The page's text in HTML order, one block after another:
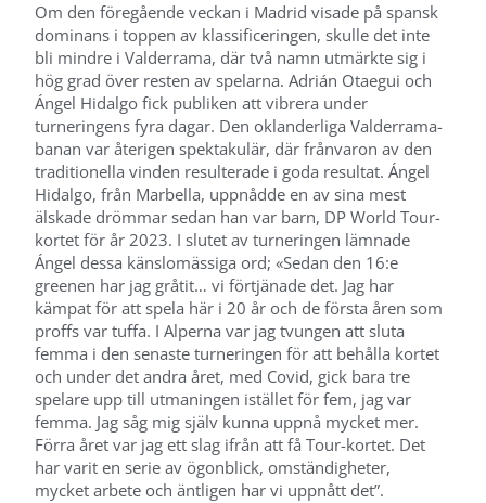
Om den föregående veckan i Madrid visade på spansk
dominans i toppen av klassificeringen, skulle det inte
bli mindre i Valderrama, där två namn utmärkte sig i
hög grad över resten av spelarna. Adrián Otaegui och
Ángel Hidalgo fick publiken att vibrera under
turneringens fyra dagar. Den oklanderliga Valderrama-
banan var återigen spektakulär, där frånvaron av den
traditionella vinden resulterade i goda resultat. Ángel
Hidalgo, från Marbella, uppnådde en av sina mest
älskade drömmar sedan han var barn, DP World Tour-
kortet för år 2023. I slutet av turneringen lämnade
Ángel dessa känslomässiga ord; «Sedan den 16:e
greenen har jag gråtit… vi förtjänade det. Jag har
kämpat för att spela här i 20 år och de första åren som
proffs var tuffa. I Alperna var jag tvungen att sluta
femma i den senaste turneringen för att behålla kortet
och under det andra året, med Covid, gick bara tre
spelare upp till utmaningen istället för fem, jag var
femma. Jag såg mig själv kunna uppnå mycket mer.
Förra året var jag ett slag ifrån att få Tour-kortet. Det
har varit en serie av ögonblick, omständigheter,
mycket arbete och äntligen har vi uppnått det”.